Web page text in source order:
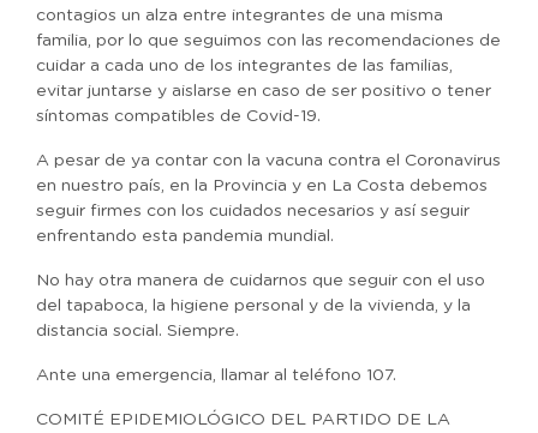
contagios un alza entre integrantes de una misma
familia, por lo que seguimos con las recomendaciones de
cuidar a cada uno de los integrantes de las familias,
evitar juntarse y aislarse en caso de ser positivo o tener
síntomas compatibles de Covid-19.
A pesar de ya contar con la vacuna contra el Coronavirus
en nuestro país, en la Provincia y en La Costa debemos
seguir firmes con los cuidados necesarios y así seguir
enfrentando esta pandemia mundial.
No hay otra manera de cuidarnos que seguir con el uso
del tapaboca, la higiene personal y de la vivienda, y la
distancia social. Siempre.
Ante una emergencia, llamar al teléfono 107.
COMITÉ EPIDEMIOLÓGICO DEL PARTIDO DE LA